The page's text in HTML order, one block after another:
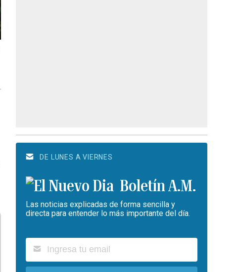
DE LUNES A VIERNES
Boletín A.M.
Las noticias explicadas de forma sencilla y
directa para entender lo más importante del día.